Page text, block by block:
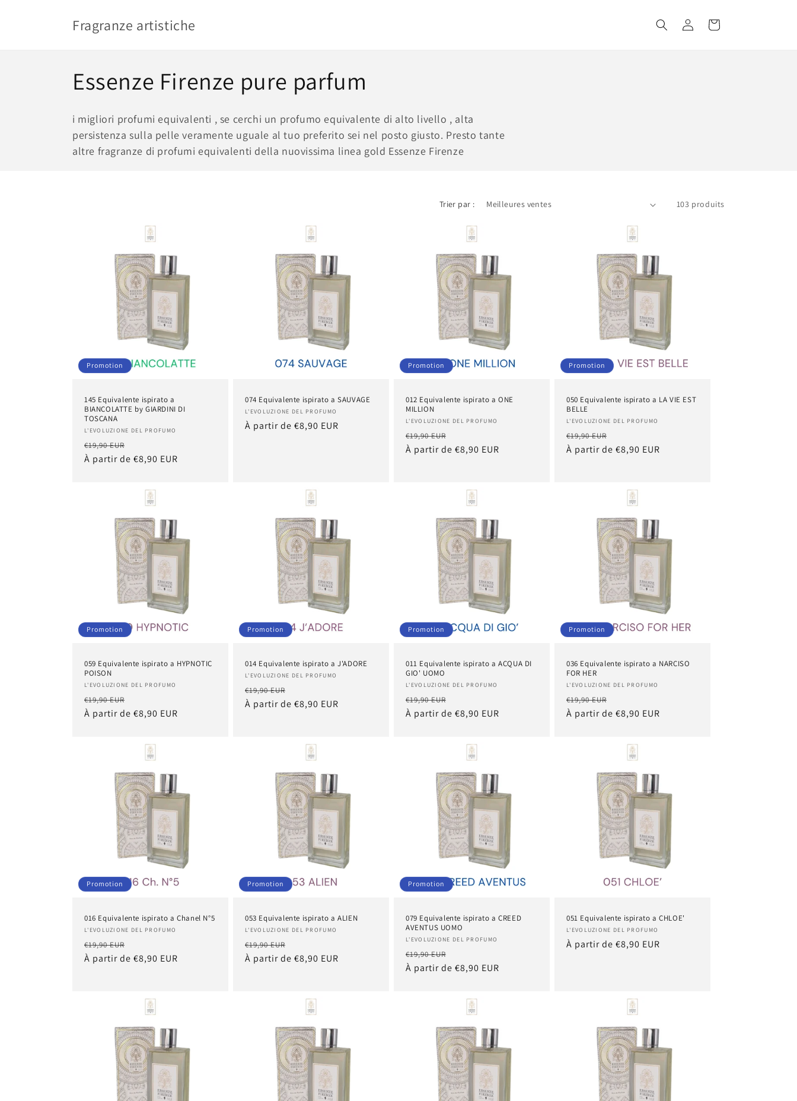
Fragranze artistiche Connexion Panier
C
o
l
n
Essenze Firenze pure parfum
i migliori profumi equivalenti , se cerchi un profumo equivalente di alto livello , alta
persistenza sulla pelle veramente uguale al tuo preferito sei nel posto giusto. Presto tante
altre fragranze di profumi equivalenti della nuovissima linea gold Essenze Firenze
Trier par : 103 produits
Promotion
145 Equivalente ispirato a
BIANCOLATTE by GIARDINI DI
TOSCANA
Fournisseur :
L'EVOLUZIONE DEL PROFUMO
Prix
habituel
€19,90 EUR
promotionnel
À partir de €8,90 EUR
074 Equivalente ispirato a SAUVAGE
Fournisseur :
L'EVOLUZIONE DEL PROFUMO
Prix
À partir de €8,90 EUR
Promotion
012 Equivalente ispirato a ONE
MILLION
Fournisseur :
L'EVOLUZIONE DEL PROFUMO
Prix
habituel
€19,90 EUR
promotionnel
À partir de €8,90 EUR
Promotion
050 Equivalente ispirato a LA VIE EST
BELLE
Fournisseur :
L'EVOLUZIONE DEL PROFUMO
Prix
habituel
€19,90 EUR
promotionnel
À partir de €8,90 EUR
Promotion
059 Equivalente ispirato a HYPNOTIC
POISON
Fournisseur :
L'EVOLUZIONE DEL PROFUMO
Prix
habituel
€19,90 EUR
promotionnel
À partir de €8,90 EUR
Promotion
014 Equivalente ispirato a J'ADORE
Fournisseur :
L'EVOLUZIONE DEL PROFUMO
Prix
habituel
€19,90 EUR
promotionnel
À partir de €8,90 EUR
Promotion
011 Equivalente ispirato a ACQUA DI
GIO' UOMO
Fournisseur :
L'EVOLUZIONE DEL PROFUMO
Prix
habituel
€19,90 EUR
promotionnel
À partir de €8,90 EUR
Promotion
036 Equivalente ispirato a NARCISO
FOR HER
Fournisseur :
L'EVOLUZIONE DEL PROFUMO
Prix
habituel
€19,90 EUR
promotionnel
À partir de €8,90 EUR
Promotion
016 Equivalente ispirato a Chanel N°5
Fournisseur :
L'EVOLUZIONE DEL PROFUMO
Prix
habituel
€19,90 EUR
promotionnel
À partir de €8,90 EUR
Promotion
053 Equivalente ispirato a ALIEN
Fournisseur :
L'EVOLUZIONE DEL PROFUMO
Prix
habituel
€19,90 EUR
promotionnel
À partir de €8,90 EUR
Promotion
079 Equivalente ispirato a CREED
AVENTUS UOMO
Fournisseur :
L'EVOLUZIONE DEL PROFUMO
Prix
habituel
€19,90 EUR
promotionnel
À partir de €8,90 EUR
051 Equivalente ispirato a CHLOE'
Fournisseur :
L'EVOLUZIONE DEL PROFUMO
Prix
À partir de €8,90 EUR